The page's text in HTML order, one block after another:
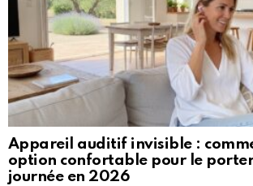
Appareil auditif invisible :
option confortable pour le
journée en 2026